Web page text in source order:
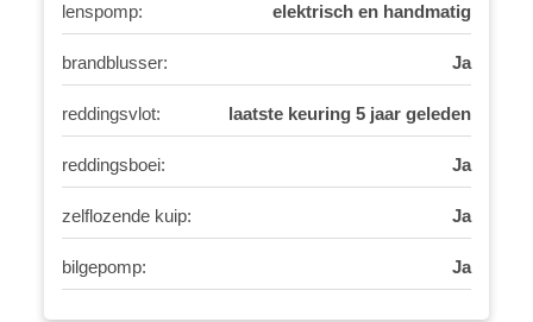
lenspomp: elektrisch en handmatig
brandblusser: Ja
reddingsvlot: laatste keuring 5 jaar geleden
reddingsboei: Ja
zelflozende kuip: Ja
bilgepomp: Ja